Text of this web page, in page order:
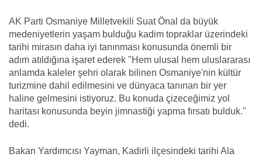
AK Parti Osmaniye Milletvekili Suat Önal da büyük
medeniyetlerin yaşam bulduğu kadim topraklar üzerindeki
tarihi mirasın daha iyi tanınması konusunda önemli bir
adım atıldığına işaret ederek "Hem ulusal hem uluslararası
anlamda kaleler şehri olarak bilinen Osmaniye'nin kültür
turizmine dahil edilmesini ve dünyaca tanınan bir yer
haline gelmesini istiyoruz. Bu konuda çizeceğimiz yol
haritası konusunda beyin jimnastiği yapma fırsatı bulduk."
dedi.
Bakan Yardımcısı Yayman, Kadirli ilçesindeki tarihi Ala